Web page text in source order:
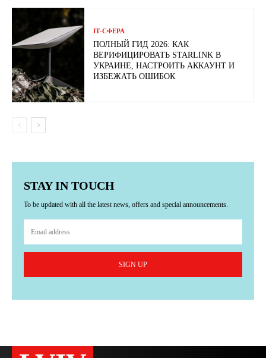
ІТ-СФЕРА
ПОЛНЫЙ ГИД 2026: КАК
ВЕРИФИЦИРОВАТЬ STARLINK В
УКРАИНЕ, НАСТРОИТЬ АККАУНТ И
ИЗБЕЖАТЬ ОШИБОК
STAY IN TOUCH
To be updated with all the latest news, offers and special announcements.
SIGN UP